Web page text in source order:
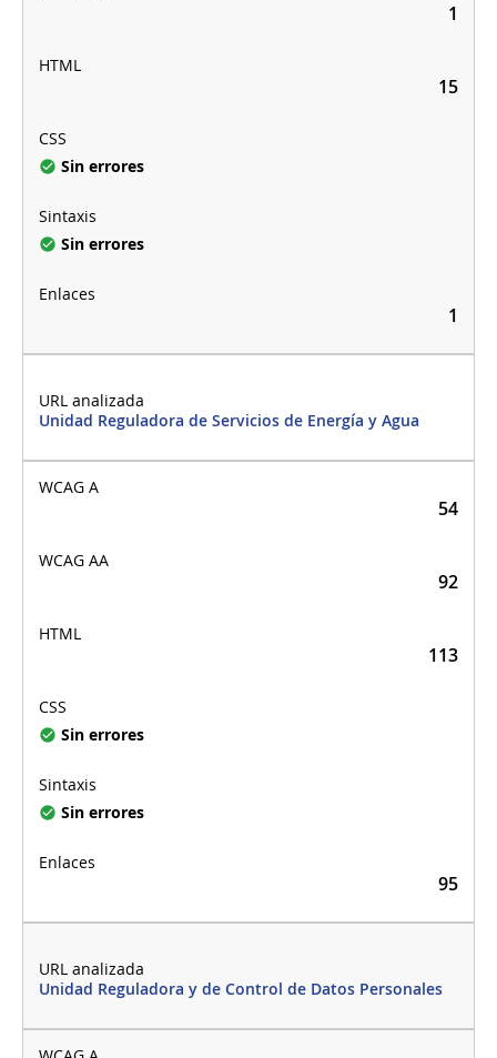
1
15
Sin errores
Sin errores
1
Unidad Reguladora de Servicios de Energía y Agua
54
92
113
Sin errores
Sin errores
95
Unidad Reguladora y de Control de Datos Personales